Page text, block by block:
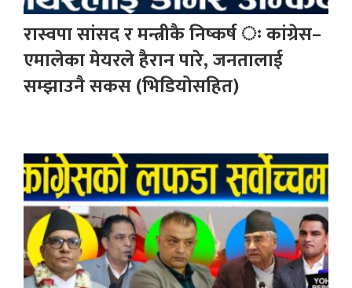
रास्वपा सांसद र मन्त्रीकै निष्कर्ष ः कांग्रेस–
एमालेका मेयरले हैरान पारे, जनतालाई
सम्झाउनै सकस (भिडियोसहित)